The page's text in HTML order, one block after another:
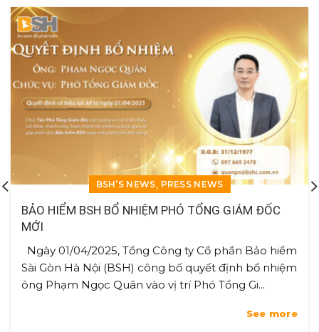
BSH’S NEWS, PRESS NEWS
BẢO HIỂM BSH BỔ NHIỆM PHÓ TỔNG GIÁM ĐỐC
MỚI
Ngày 01/04/2025, Tổng Công ty Cổ phần Bảo hiểm
Sài Gòn Hà Nội (BSH) công bố quyết định bổ nhiệm
ông Phạm Ngọc Quân vào vị trí Phó Tổng Gi...
See more